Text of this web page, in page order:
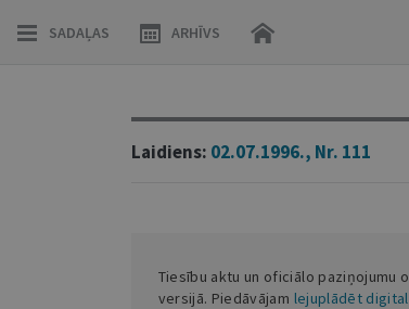
SADAĻAS ARHĪVS
Laidiens: 02.07.1996., Nr. 111
Tiesību aktu un oficiālo paziņojumu
versijā. Piedāvājam lejuplādēt